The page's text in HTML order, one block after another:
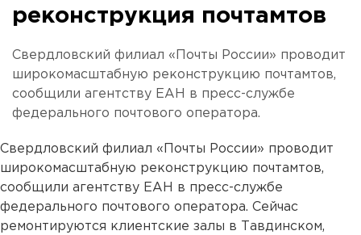
реконструкция почтамтов
Свердловский филиал «Почты России» проводит
широкомасштабную реконструкцию почтамтов,
сообщили агентству ЕАН в пресс-службе
федерального почтового оператора.
Свердловский филиал «Почты России» проводит
широкомасштабную реконструкцию почтамтов,
сообщили агентству ЕАН в пресс-службе
федерального почтового оператора. Сейчас
ремонтируются клиентские залы в Тавдинском,